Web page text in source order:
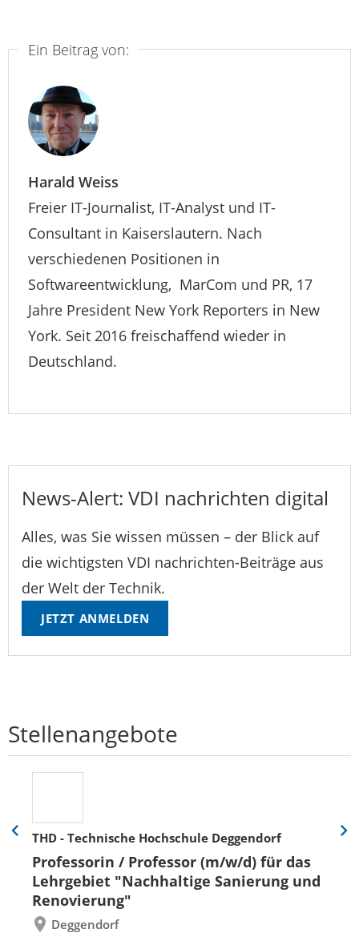
Ein Beitrag von:
Harald Weiss
Freier IT-Journalist, IT-Analyst und IT-
Consultant in Kaiserslautern. Nach
verschiedenen Positionen in
Softwareentwicklung, MarCom und PR, 17
Jahre President New York Reporters in New
York. Seit 2016 freischaffend wieder in
Deutschland.
News-Alert: VDI nachrichten digital
Alles, was Sie wissen müssen – der Blick auf
die wichtigsten VDI nachrichten-Beiträge aus
der Welt der Technik.
JETZT ANMELDEN
Stellenangebote
THD - Technische Hochschule Deggendorf
Professorin / Professor (m/w/d) für das
Lehrgebiet "Nachhaltige Sanierung und
Renovierung"
Deggendorf
Eine
zurück
Eine